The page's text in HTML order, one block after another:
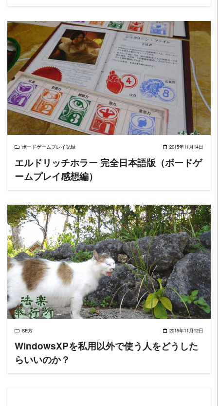
READ MORE
ボードゲームプレイ記録 2015年11月14日
エルドリッチホラー 完全日本語版（ボードゲ
ームプレイ感想編）
READ MORE
SE方 2015年11月12日
WindowsXPを私用以外で使う人をどうした
らいいのか？